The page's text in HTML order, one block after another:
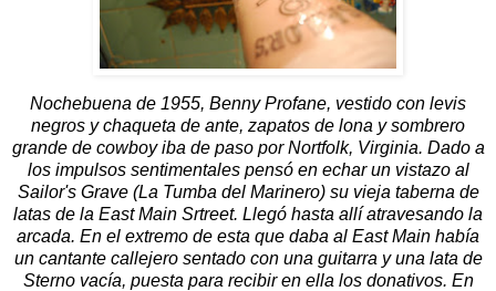
Nochebuena de 1955, Benny Profane, vestido con levis
negros y chaqueta de ante, zapatos de lona y sombrero
grande de cowboy iba de paso por Nortfolk, Virginia. Dado a
los impulsos sentimentales pensó en echar un vistazo al
Sailor's Grave (La Tumba del Marinero) su vieja taberna de
latas de la East Main Srtreet. Llegó hasta allí atravesando la
arcada. En el extremo de esta que daba al East Main había
un cantante callejero sentado con una guitarra y una lata de
Sterno vacía, puesta para recibir en ella los donativos. En